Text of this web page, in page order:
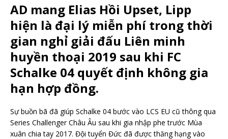
AD mang Elias Hồi Upset, Lipp
hiện là đại lý miễn phí trong thời
gian nghỉ giải đấu Liên minh
huyền thoại 2019 sau khi FC
Schalke 04 quyết định không gia
hạn hợp đồng.
Sự buồn bã đã giúp Schalke 04 bước vào LCS EU cũ thông qua
Series Challenger Châu Âu sau khi gia nhập phe trước Mùa
xuân chia tay 2017. Đội tuyển Đức đã được thăng hạng vào